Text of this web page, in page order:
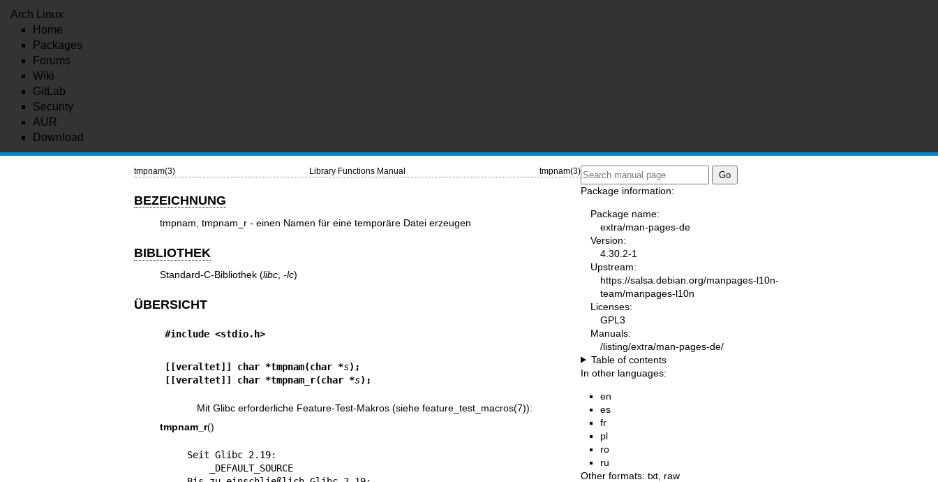
Arch Linux
Home
Packages
Forums
Wiki
GitLab
Security
AUR
Download
tmpnam(3) Library Functions Manual tmpnam(3)
BEZEICHNUNG
tmpnam, tmpnam_r - einen Namen für eine temporäre Datei erzeugen
BIBLIOTHEK
Standard-C-Bibliothek (libc, -lc)
ÜBERSICHT
#include <stdio.h>
[[veraltet]] char *tmpnam(char *s);
[[veraltet]] char *tmpnam_r(char *s);
Mit Glibc erforderliche Feature-Test-Makros (siehefeature_test_macros(7)):
tmpnam_r()
Package information:
Package name:
extra/man-pages-de
Version:
4.30.2-1
Upstream:
https://salsa.debian.org/manpages-l10n-
team/manpages-l10n
Licenses:
GPL3
Manuals:
/listing/extra/man-pages-de/
Table of contents
In other languages:
en
es
fr
pl
ro
ru
Other formats: txt raw